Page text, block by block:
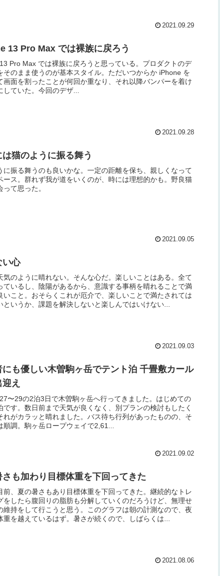
2021.09.29
13 Pro Max では裸族に戻ろう
Pro Max では裸族に戻ろうと思っている。プロダクトのデ
そのまま使うのが基本スタイル。ただいつからか iPhone を
画面を割ったことが何回か重なり、それ以降バンパーを着け
していた。今回のデザ...
2021.09.28
は猫のように振る舞う
に振る舞うのも良いかな。一定の距離を保ち、親しくなって
ース。群れず我が道をいくのが、時には理想的かも。野良猫
って思った。
2021.09.05
い心
気のように晴れない。そんな心だ。楽しいことはある。全て
ているし、陰陽があるから、意識する事柄を晴れることで満
いこと。おそらくこれが厄介で、楽しいことで満たされては
というか、課題を解決しないと楽しんではいけない...
2021.09.03
にも優しい木曽駒ヶ岳でテント泊 千畳敷カール
え
〜29の2泊3日で木曽駒ヶ岳へ行ってきました。はじめての
です。数日前まで天気が良くなく、別プランの検討もしたく
れがカラッと晴れました。バス待ち行列があったものの、そ
順調。駒ヶ岳ロープウェイで2,61...
2021.09.02
さも加わり目標体重を下回ってきた
前、夏の暑さもあり目標体重を下回ってきた。継続的なトレ
をしたら腹回りの脂肪も分解していくのだろうけど、無理せ
維持をして行こうと思う。このグラフは朝の計測なので、夜
重を越えているはず。暑さが続くので、しばらくは...
2021.08.06